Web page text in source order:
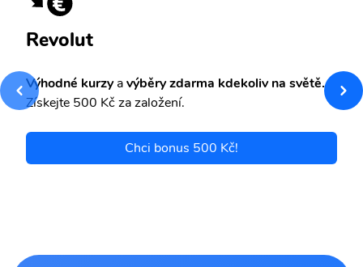
Revolut
Výhodné kurzyavýběry zdarma kdekoliv na světě.
Získejte 500 Kč za založení.
Chci bonus 500 Kč!